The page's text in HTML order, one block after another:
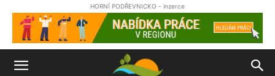
HORNÍ PODŘEVNICKO - inzerce